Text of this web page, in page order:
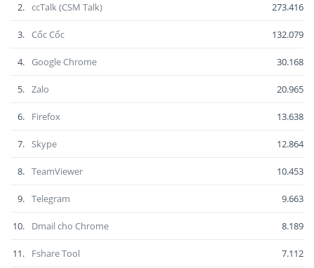
2. ccTalk (CSM Talk) 273.416
3. Cốc Cốc 132.079
4. Google Chrome 30.168
5. Zalo 20.965
6. Firefox 13.638
7. Skype 12.864
8. TeamViewer 10.453
9. Telegram 9.663
10. Dmail cho Chrome 8.189
11. Fshare Tool 7.112